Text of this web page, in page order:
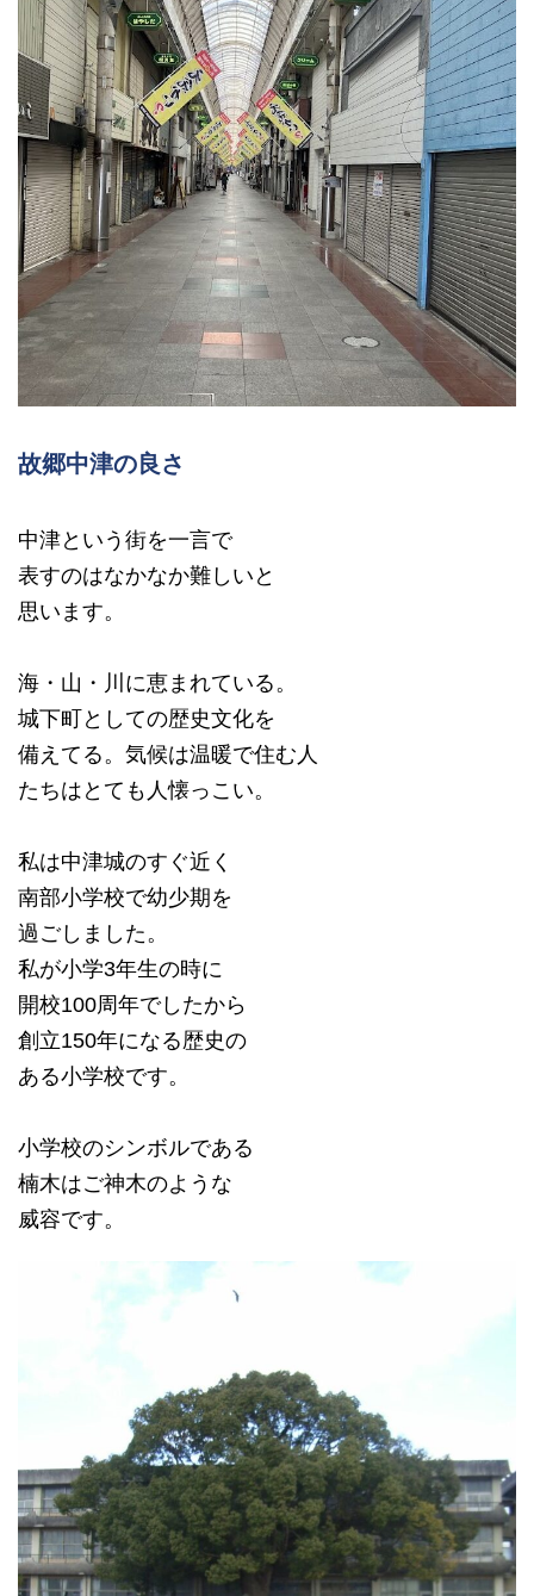
故郷中津の良さ
中津という街を一言で
表すのはなかなか難しいと
思います。
海・山・川に恵まれている。
城下町としての歴史文化を
備えてる。気候は温暖で住む人
たちはとても人懐っこい。
私は中津城のすぐ近く
南部小学校で幼少期を
過ごしました。
私が小学3年生の時に
開校100周年でしたから
創立150年になる歴史の
ある小学校です。
小学校のシンボルである
楠木はご神木のような
威容です。